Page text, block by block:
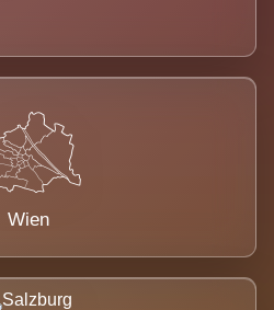
Wien